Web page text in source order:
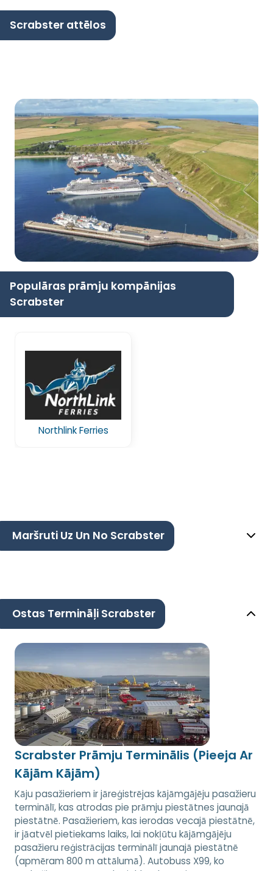
Scrabster attēlos
Populāras prāmju kompānijas
Scrabster
Northlink Ferries
Maršruti Uz Un No Scrabster
Ostas Termināļi Scrabster
Scrabster Prāmju Terminālis (Pieeja Ar
Kājām Kājām)
Kāju pasažieriem ir jāreģistrējas kājāmgājēju pasažieru
terminālī, kas atrodas pie prāmju piestātnes jaunajā
piestātnē. Pasažieriem, kas ierodas vecajā piestātnē,
ir jāatvēl pietiekams laiks, lai nokļūtu kājāmgājēju
pasažieru reģistrācijas terminālī jaunajā piestātnē
(apmēram 800 m attālumā). Autobuss X99, ko